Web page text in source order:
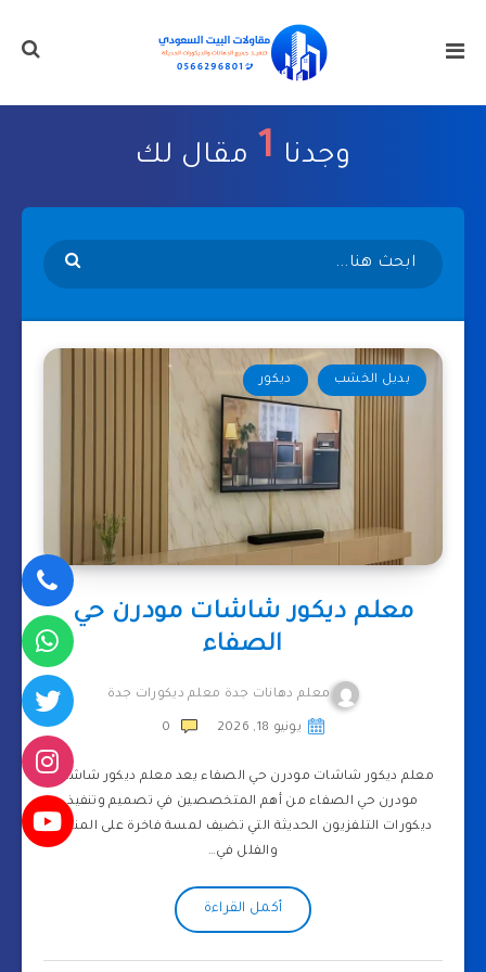
وجدنا 1 مقال لك
بديل الخشب ديكور
معلم ديكور شاشات مودرن حي
الصفاء
معلم دهانات جدة معلم ديكورات جدة
يونيو 18, 2026 0
معلم ديكور شاشات مودرن حي الصفاء يعد معلم ديكور شاشات
مودرن حي الصفاء من أهم المتخصصين في تصميم وتنفيذ
ديكورات التلفزيون الحديثة التي تضيف لمسة فاخرة على المنازل
والفلل في…
أكمل القراءة